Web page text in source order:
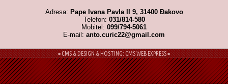
Adresa: Pape Ivana Pavla II 9, 31400 Đakovo
Telefon: 031/814-580
Mobitel: 099/794-5061
E-mail: anto.curic22@gmail.com
= CMS & DESIGN & HOSTING: CMS WEB EXPRESS =